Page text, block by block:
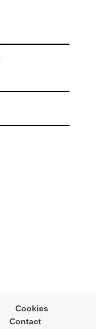
Cookies
Contact